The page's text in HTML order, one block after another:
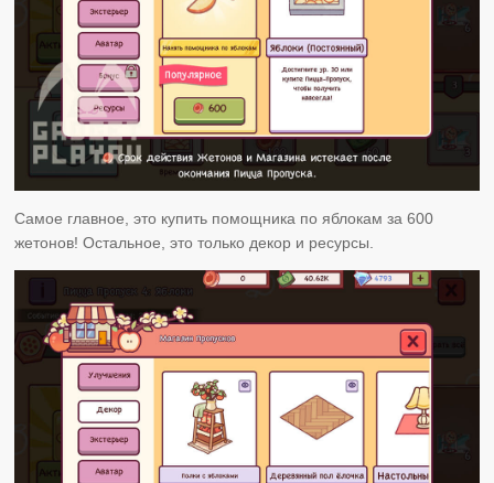
Самое главное, это купить помощника по яблокам за 600
жетонов! Остальное, это только декор и ресурсы.